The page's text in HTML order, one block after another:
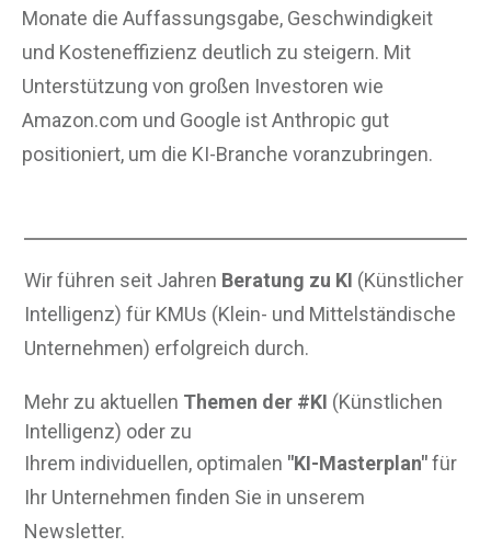
Monate die Auffassungsgabe, Geschwindigkeit
und Kosteneffizienz deutlich zu steigern. Mit
Unterstützung von großen Investoren wie
Amazon.com und Google ist Anthropic gut
positioniert, um die KI-Branche voranzubringen.
Wir führen seit Jahren Beratung zu KI (Künstlicher
Intelligenz) für KMUs (Klein- und Mittelständische
Unternehmen) erfolgreich durch.
Mehr zu aktuellen Themen der #KI (Künstlichen
Intelligenz) oder zu
Ihrem individuellen, optimalen "KI-Masterplan"für
Ihr Unternehmen finden Sie in unserem
Newsletter.